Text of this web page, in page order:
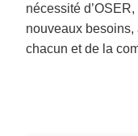
nécessité
nouveaux besoins,
chacun et de la